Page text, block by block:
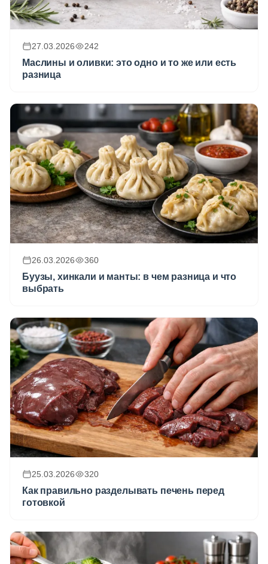
27.03.2026 242
Маслины и оливки: это одно и то же или есть
разница
26.03.2026 360
Буузы, хинкали и манты: в чем разница и что
выбрать
25.03.2026 320
Как правильно разделывать печень перед
готовкой